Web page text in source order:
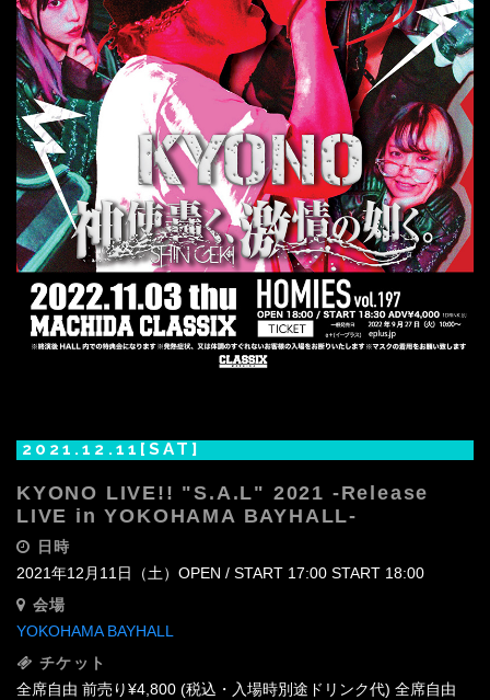
2021.12.11[SAT]
KYONO LIVE!! "S.A.L" 2021 -Release
LIVE in YOKOHAMA BAYHALL-
日時
2021年12月11日（土）OPEN / START 17:00 START 18:00
会場
YOKOHAMA BAYHALL
チケット
全席自由 前売り¥4,800 (税込・入場時別途ドリンク代) 全席自由